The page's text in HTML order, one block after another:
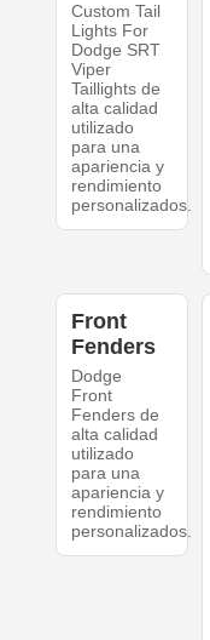
Custom Tail
Lights For
Dodge SRT
Viper
Taillights de
alta calidad
utilizado
para una
apariencia y
rendimiento
personalizados.
Front
Fenders
Dodge
Front
Fenders de
alta calidad
utilizado
para una
apariencia y
rendimiento
personalizados.